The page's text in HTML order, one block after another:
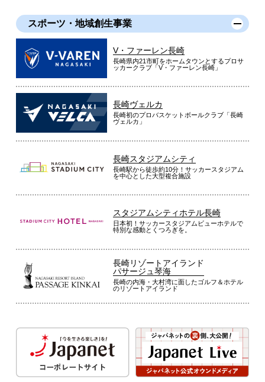
スポーツ・地域創生事業
V・ファーレン長崎
長崎県内21市町をホームタウンとするプロサ
ッカークラブ「V・ファーレン長崎」
長崎ヴェルカ
長崎初のプロバスケットボールクラブ「長崎
ヴェルカ」
長崎スタジアムシティ
長崎駅から徒歩約10分！サッカースタジアム
を中心とした大型複合施設
スタジアムシティホテル長崎
日本初！サッカースタジアムビューホテルで
特別な感動とくつろぎを。
長崎リゾートアイランド
パサージュ琴海
長崎の内海・大村湾に面したゴルフ＆ホテル
のリゾートアイランド